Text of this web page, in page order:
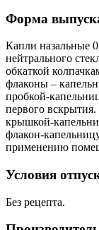
Форма
Капли назальные
нейтрального
обкаткой
флаконы –
пробкой-
первого
крышкой-
флакон-
применению
Условия
Без рецепта.